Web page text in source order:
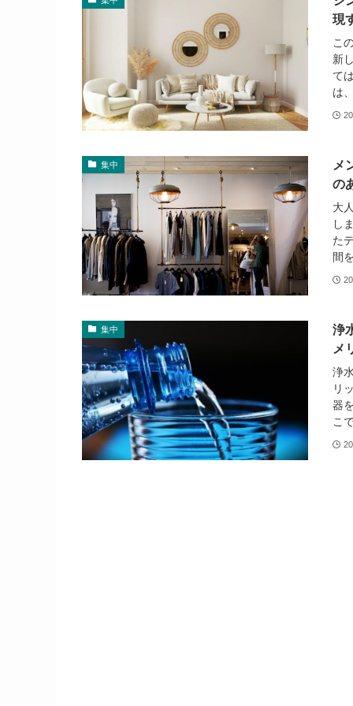
現
こ
新
て
は
集中
メ
の
大
し
た
間
集中
浄
メ
浄
リ
器
こ